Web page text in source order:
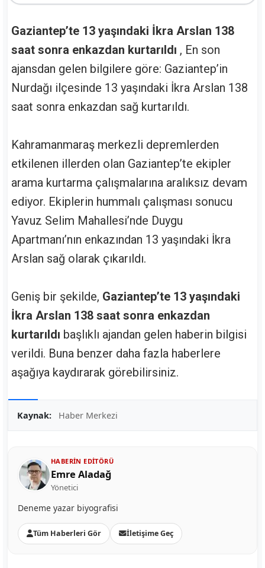
Gaziantep’te 13 yaşındaki İkra Arslan 138
saat sonra enkazdan kurtarıldı , En son
ajansdan gelen bilgilere göre: Gaziantep’in
Nurdağı ilçesinde 13 yaşındaki İkra Arslan 138
saat sonra enkazdan sağ kurtarıldı.
Kahramanmaraş merkezli depremlerden
etkilenen illerden olan Gaziantep’te ekipler
arama kurtarma çalışmalarına aralıksız devam
ediyor. Ekiplerin hummalı çalışması sonucu
Yavuz Selim Mahallesi’nde Duygu
Apartmanı’nın enkazından 13 yaşındaki İkra
Arslan sağ olarak çıkarıldı.
Geniş bir şekilde, Gaziantep’te 13 yaşındaki
İkra Arslan 138 saat sonra enkazdan
kurtarıldı başlıklı ajandan gelen haberin bilgisi
verildi. Buna benzer daha fazla haberlere
aşağıya kaydırarak görebilirsiniz.
Kaynak: Haber Merkezi
HABERIN EDITÖRÜ
Emre Aladağ
Yönetici
Deneme yazar biyografisi
Tüm Haberleri Gör İletişime Geç